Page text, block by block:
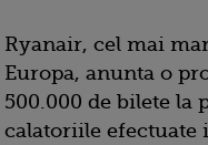
Ryanair, cel mai
Europa, anunta o
500.000 de bilete la
calatoriile efectuate